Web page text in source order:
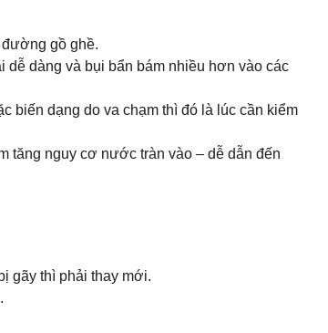
đường gồ ghề.
dễ dàng và bụi bẩn bám nhiều hơn vào các
biến dạng do va chạm thì đó là lúc cần kiểm
tăng nguy cơ nước tràn vào – dễ dẫn đến
gãy thì phải thay mới.